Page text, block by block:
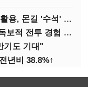
(지스타2025)넷마블 게임패드 활용, 몬길 '수석' 7대죄 '차석'
(지스타2025)엔씨 '신더시티', 독보적 전투 경험 필요
기도 기대"
년비 38.8%↑